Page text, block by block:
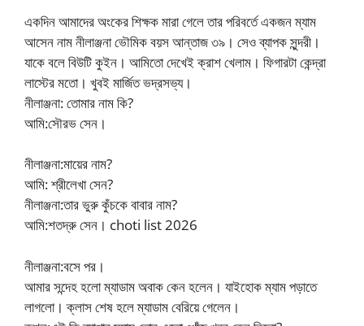
একদিন আমাদের অংকের শিক্ষক মারা গেলে তার পরিবর্তে একজন ম্যাম
আসেন নাম নীলাঞ্জনা ভৌমিক বয়স আন্তাজ ৩৯। সেও ব্যাপক সুন্দরী।
যাকে বলে বিউটি কুইন। আমিতো দেখেই ক্রাশ খেলাম। ফিগারটা কেন্দ্রা
লাস্টের মতো। খুবই মার্জিত ভদ্রসভ্য।
নীলাঞ্জনা: তোমার নাম কি?
আমি:সৌরভ সেন।
নীলাঞ্জনা:মায়ের নাম?
আমি: শ্রীলেখা সেন?
নীলাঞ্জনা:তার ভুরু কুঁচকে বাবার নাম?
আমি:শতদ্রু সেন। choti list 2026
নীলাঞ্জনা:বসে পর।
আমার সন্দেহ হলো ম্যাডাম অবাক কেন হলেন। যাইহোক ম্যাম পড়াতে
লাগলো। ক্লাস শেষ হলে ম্যাডাম বেরিয়ে গেলেন।